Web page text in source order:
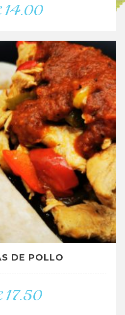
14.00
DE POLLO
17.50